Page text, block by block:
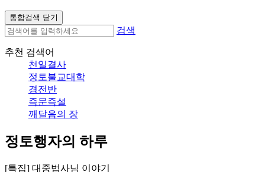
통합검색 닫기
검색
추천 검색어
천일결사
정토불교대학
경전반
즉문즉설
깨달음의 장
정토행자의 하루
[특집] 대중법사님 이야기